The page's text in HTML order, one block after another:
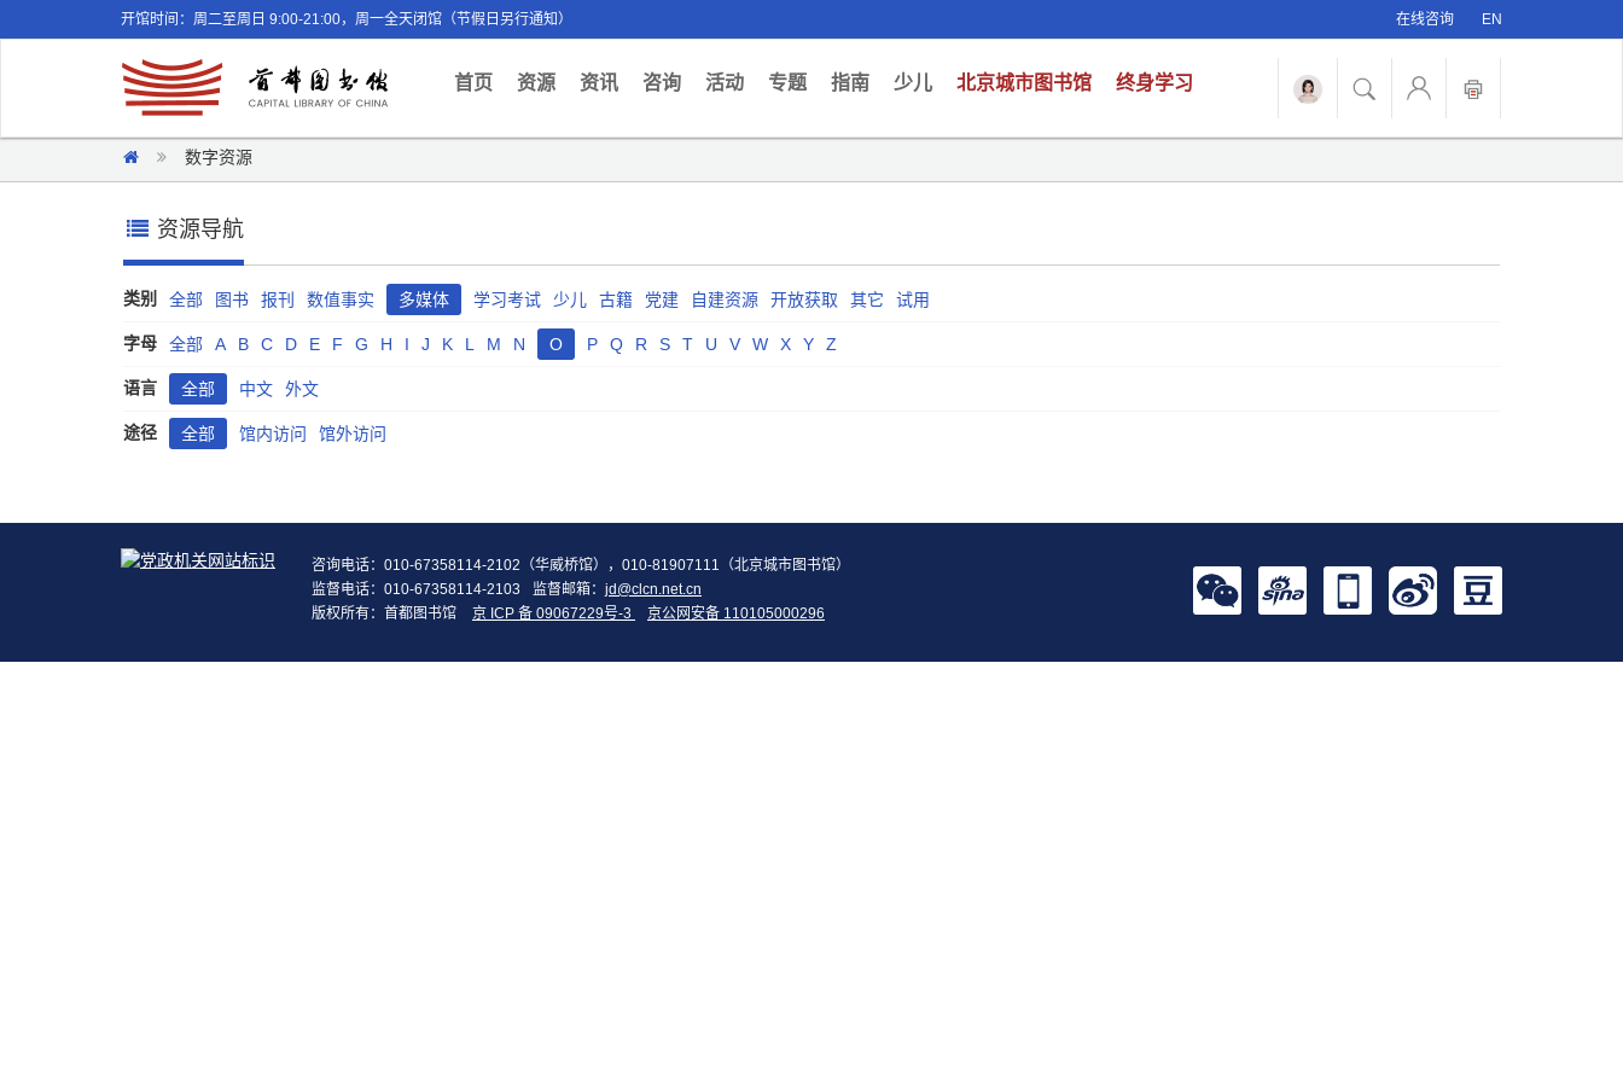
开馆时间：周二至周日 9:00-21:00，周一全天闭馆（节假日另行通知） 在线咨询 EN
首页(current)
资源 资讯 咨询 活动 专题 指南 少儿 北京城市图书馆 终身学习
数字资源
资源导航
类别 全部 图书 报刊 数值事实 多媒体 学习考试 少儿 古籍 党建 自建资源 开放获取 其它 试用
字母 全部 A B C D E F G H I J K L M N O P Q R S T U V W X Y Z
语言 全部 中文 外文
途径 全部 馆内访问 馆外访问
咨询电话：010-67358114-2102（华威桥馆），010-81907111（北京城市图书馆）
监督电话：010-67358114-2103
监督邮箱： jd@clcn.net.cn
版权所有：首都图书馆
京 ICP 备 09067229号-3 京公网安备 110105000296